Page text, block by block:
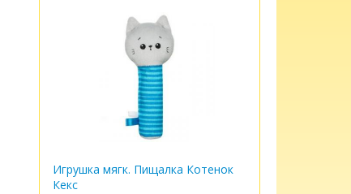
Игрушка мягк. Пищалка Котенок
Кекс